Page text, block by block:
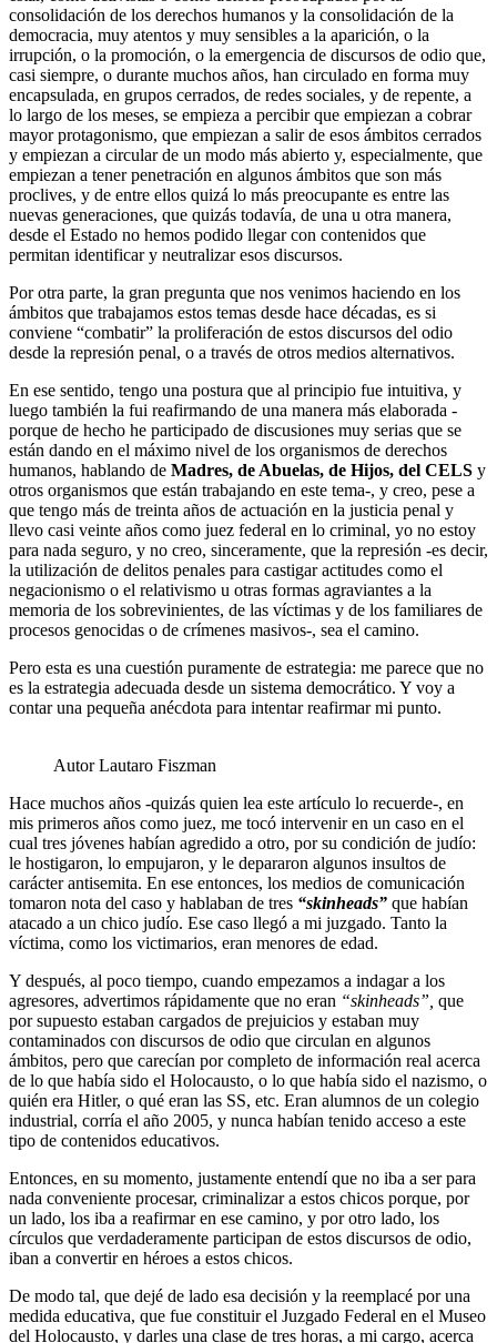
consolidación de los derechos humanos y la consolidación de la
democracia, muy atentos y muy sensibles a la aparición, o la
irrupción, o la promoción, o la emergencia de discursos de odio que,
casi siempre, o durante muchos años, han circulado en forma muy
encapsulada, en grupos cerrados, de redes sociales, y de repente, a
lo largo de los meses, se empieza a percibir que empiezan a cobrar
mayor protagonismo, que empiezan a salir de esos ámbitos cerrados
y empiezan a circular de un modo más abierto y, especialmente, que
empiezan a tener penetración en algunos ámbitos que son más
proclives, y de entre ellos quizá lo más preocupante es entre las
nuevas generaciones, que quizás todavía, de una u otra manera,
desde el Estado no hemos podido llegar con contenidos que
permitan identificar y neutralizar esos discursos.
Por otra parte, la gran pregunta que nos venimos haciendo en los
ámbitos que trabajamos estos temas desde hace décadas, es si
conviene “combatir” la proliferación de estos discursos del odio
desde la represión penal, o a través de otros medios alternativos.
En ese sentido, tengo una postura que al principio fue intuitiva, y
luego también la fui reafirmando de una manera más elaborada -
porque de hecho he participado de discusiones muy serias que se
están dando en el máximo nivel de los organismos de derechos
humanos, hablando de Madres, de Abuelas, de Hijos, del CELS y
otros organismos que están trabajando en este tema-, y creo, pese a
que tengo más de treinta años de actuación en la justicia penal y
llevo casi veinte años como juez federal en lo criminal, yo no estoy
para nada seguro, y no creo, sinceramente, que la represión -es decir,
la utilización de delitos penales para castigar actitudes como el
negacionismo o el relativismo u otras formas agraviantes a la
memoria de los sobrevinientes, de las víctimas y de los familiares de
procesos genocidas o de crímenes masivos-, sea el camino.
Pero esta es una cuestión puramente de estrategia: me parece que no
es la estrategia adecuada desde un sistema democrático. Y voy a
contar una pequeña anécdota para intentar reafirmar mi punto.
Autor Lautaro Fiszman
Hace muchos años -quizás quien lea este artículo lo recuerde-, en
mis primeros años como juez, me tocó intervenir en un caso en el
cual tres jóvenes habían agredido a otro, por su condición de judío:
le hostigaron, lo empujaron, y le depararon algunos insultos de
carácter antisemita. En ese entonces, los medios de comunicación
tomaron nota del caso y hablaban de tres “skinheads” que habían
atacado a un chico judío. Ese caso llegó a mi juzgado. Tanto la
víctima, como los victimarios, eran menores de edad.
Y después, al poco tiempo, cuando empezamos a indagar a los
agresores, advertimos rápidamente que no eran “skinheads”, que
por supuesto estaban cargados de prejuicios y estaban muy
contaminados con discursos de odio que circulan en algunos
ámbitos, pero que carecían por completo de información real acerca
de lo que había sido el Holocausto, o lo que había sido el nazismo, o
quién era Hitler, o qué eran las SS, etc. Eran alumnos de un colegio
industrial, corría el año 2005, y nunca habían tenido acceso a este
tipo de contenidos educativos.
Entonces, en su momento, justamente entendí que no iba a ser para
nada conveniente procesar, criminalizar a estos chicos porque, por
un lado, los iba a reafirmar en ese camino, y por otro lado, los
círculos que verdaderamente participan de estos discursos de odio,
iban a convertir en héroes a estos chicos.
De modo tal, que dejé de lado esa decisión y la reemplacé por una
medida educativa, que fue constituir el Juzgado Federal en el Museo
del Holocausto, y darles una clase de tres horas, a mi cargo, acerca